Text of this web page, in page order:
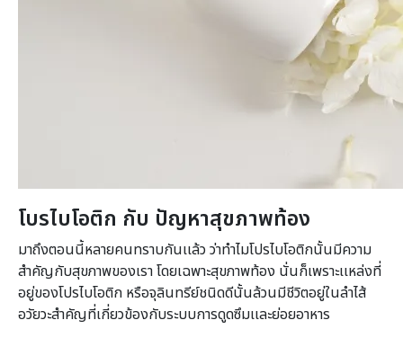
โบรไบโอติก กับ ปัญหาสุขภาพท้อง
มาถึงตอนนี้หลายคนทราบกันเเล้ว ว่าทำไมโปรไบโอติกนั้นมีความ
สำคัญกับสุขภาพของเรา โดยเฉพาะสุขภาพท้อง นั่นก็เพราะเเหล่งที่
อยู่ของโปรไบโอติก หรือจุลินทรีย์ชนิดดีนั้นล้วนมีชีวิตอยู่ในลำไส้
อวัยวะสำคัญที่เกี่ยวข้องกับระบบการดูดซึมเเละย่อยอาหาร